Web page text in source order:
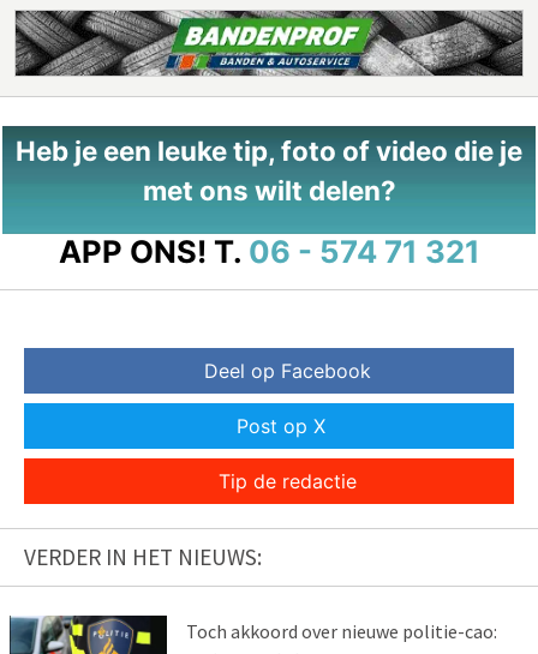
Heb je een leuke tip, foto of video die je
met ons wilt delen?
APP ONS! T. 06 - 574 71 321
Deel op Facebook
Post op X
Tip de redactie
VERDER IN HET NIEUWS:
Toch akkoord over nieuwe politie-cao: